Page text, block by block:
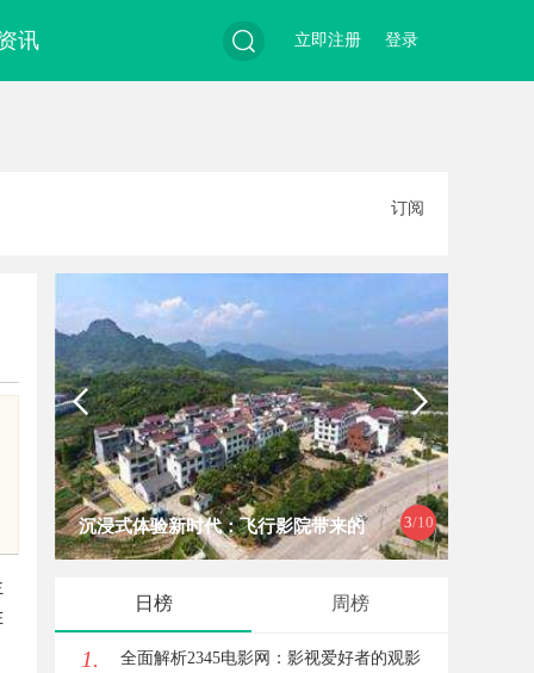
讯 登录
立即注册
订阅
4/10
影院带来的 探索星星影院：点亮影迷心灵的光辉
日榜 周榜
1. 全面解析2345电影网：影视爱好者的观影